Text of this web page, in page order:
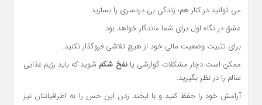
می توانید در کنار هم؛ زندگی بی دردسری را بسازید.
عشق در نگاه اول برای شما ماندگار خواهد بود.
برای تثبیت وضعیت مالی خود از هیچ تلاشی فروگذار نکنید.
ممکن است دچار مشکلات گوارشی یانفخ شکم شوید که باید رژیم غذایی
سالم را در نظر بگیرید.
آرامش خود را حفظ کنید و با لبخند زدن این حس را به اطرافیانتان نیز